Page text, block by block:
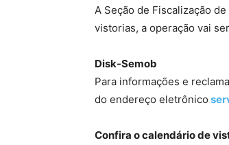
A Seção de Fiscalização
vistorias, a operação vai
Disk-Semob
Para informações e
do endereço eletrônico
Confira o calendário de